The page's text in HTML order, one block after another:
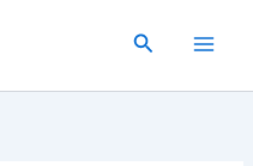
Search